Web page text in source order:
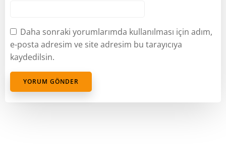
Daha sonraki yorumlarımda kullanılması için adım,
e-posta adresim ve site adresim bu tarayıcıya
kaydedilsin.